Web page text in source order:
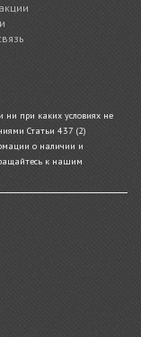
при каких условиях не
Статьи 437 (2)
о наличии и
к нашим